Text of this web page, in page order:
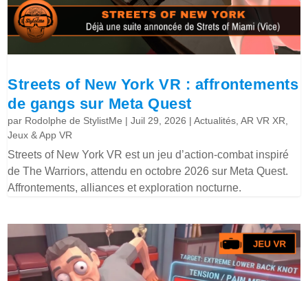
Streets of New York VR : affrontements
de gangs sur Meta Quest
par Rodolphe de StylistMe |Juil 29, 2026 |Actualités ,AR VR XR
Jeux & App VR
Streets of New York VR est un jeu d’action-combat inspiré
de The Warriors, attendu en octobre 2026 sur Meta Quest.
Affrontements, alliances et exploration nocturne.